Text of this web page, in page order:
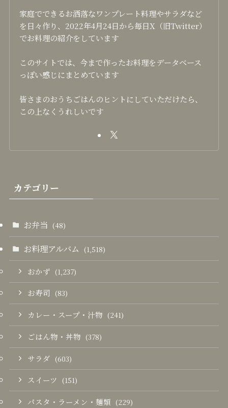
家庭でできるお洒落なワンプレート料理やサラダなど
を日々作り、2022年4月24日から毎日X（旧Twitter）
でお料理の紹介をしています
このサイトでは、今まで作ったお料理をデータベース
っぽい感じにまとめています
皆さまのおうちごはんのヒントにしていただけたら、
この上なくうれしいです
カテゴリー
お弁当 (48)
お料理アルバム (1,518)
おかず (1,237)
お寿司 (83)
カレー・スープ・汁物 (241)
ごはん物・丼物 (378)
サラダ (603)
スイーツ (151)
パスタ・ラーメン・麺類 (229)